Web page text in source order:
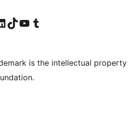
de Facebook
cuenta de Instagram
nuestra cuenta de LinkedIn
Visit our TikTok account
Visita nuestro canal de YouTube
Visit our Tumblr account
is the intellectual property